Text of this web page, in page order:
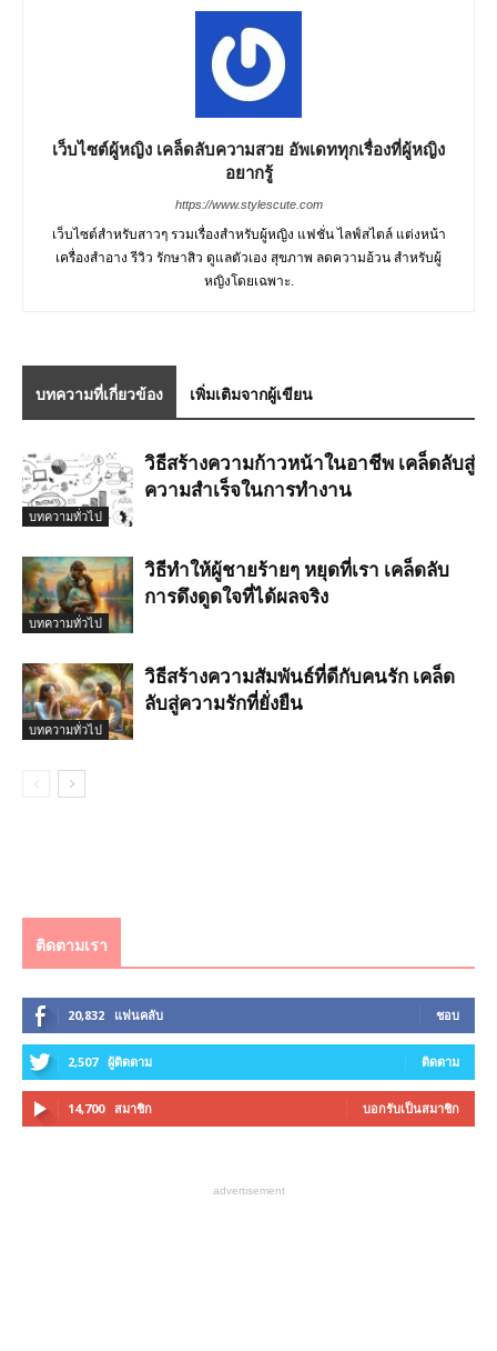
เว็บไซต์ผู้หญิง เคล็ดลับความสวย อัพเดททุกเรื่องที่ผู้หญิง
อยากรู้
https://www.stylescute.com
เว็บไซต์สำหรับสาวๆ รวมเรื่องสำหรับผู้หญิง แฟชั่น ไลฟ์สไตล์ แต่งหน้า
เครื่องสำอาง รีวิว รักษาสิว ดูแลตัวเอง สุขภาพ ลดความอ้วน สำหรับผู้
หญิงโดยเฉพาะ.
บทความที่เกี่ยวข้อง เพิ่มเติมจากผู้เขียน
บทความทั่วไป
วิธีสร้างความก้าวหน้าในอาชีพ เคล็ดลับสู่
ความสำเร็จในการทำงาน
บทความทั่วไป
วิธีทำให้ผู้ชายร้ายๆ หยุดที่เรา เคล็ดลับ
การดึงดูดใจที่ได้ผลจริง
บทความทั่วไป
วิธีสร้างความสัมพันธ์ที่ดีกับคนรัก เคล็ด
ลับสู่ความรักที่ยั่งยืน
ติดตามเรา
20,832 แฟนคลับ ชอบ
2,507 ผู้ติดตาม ติดตาม
14,700 สมาชิก บอกรับเป็นสมาชิก
advertisement